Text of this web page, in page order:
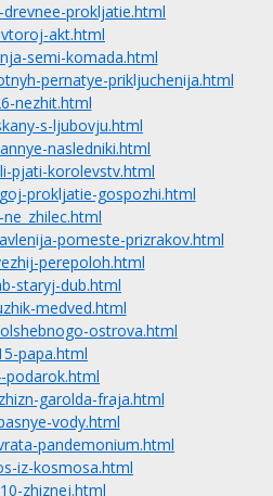
prokljatie.html
akt.html
semi-komada.html
pernatye-prikljuchenija.html
nezhit.html
s-ljubovju.html
nasledniki.html
pjati-korolevstv.html
prokljatie-gospozhi.html
pomeste-prizrakov.html
perepoloh.html
staryj-dub.html
medved.html
ostrova.html
papa.html
podarok.html
garolda-fraja.html
vody.html
pandemonium.html
iz-kosmosa.html
zhiznej.html